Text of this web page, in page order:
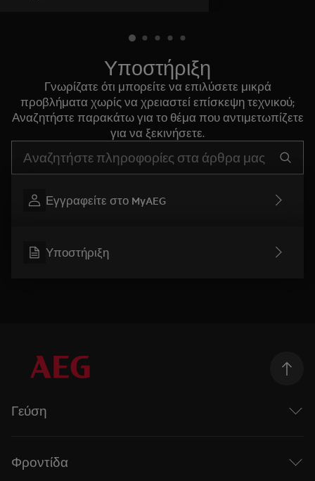
Υποστήριξη
Γνωρίζατε ότι μπορείτε να επιλύσετε μικρά
προβλήματα χωρίς να χρειαστεί επίσκεψη τεχνικού;
Αναζητήστε παρακάτω για το θέμα που αντιμετωπίζετε
για να ξεκινήσετε.
Εγγραφείτε στο MyAEG
Υποστήριξη
Γεύση
Η σειρά Mastery της AEG
Επαγωγικές εστίες
Φροντίδα